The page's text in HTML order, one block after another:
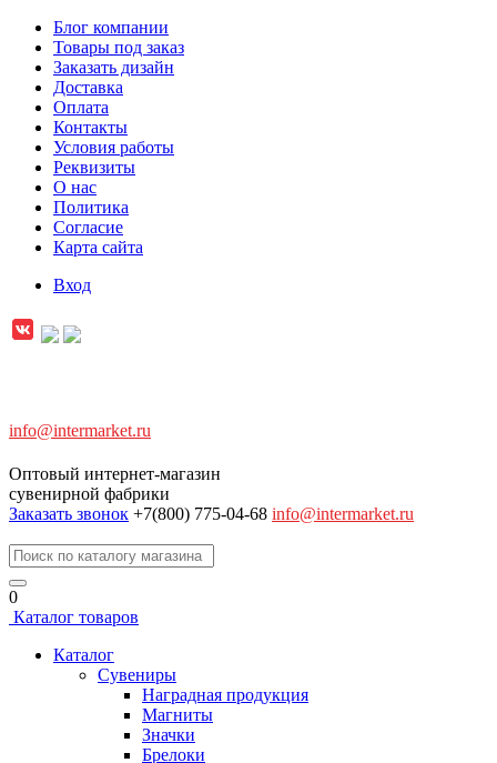
Блог компании
Товары под заказ
Заказать дизайн
Доставка
Оплата
Контакты
Условия работы
Реквизиты
О нас
Политика
Согласие
Карта сайта
Вход
info@intermarket.ru
Оптовый интернет-магазин
сувенирной фабрики
Заказать звонок +7(800) 775-04-68 info@intermarket.ru
0
Каталог товаров
Каталог
Сувениры
Наградная продукция
Магниты
Значки
Брелоки